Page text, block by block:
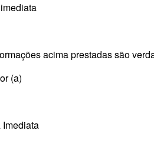
acima prestadas são
(a)